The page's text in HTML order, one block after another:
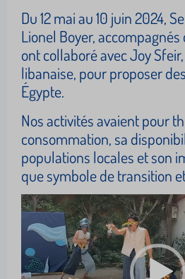
Du 12 mai au 10 juin 2024,
Lionel Boyer,
ont collaboré avec Joy
libanaise, pour proposer
Égypte.
Nos activités avaient pour
consommation, sa
populations locales et son
que symbole de transition
Lecteur
vidéo